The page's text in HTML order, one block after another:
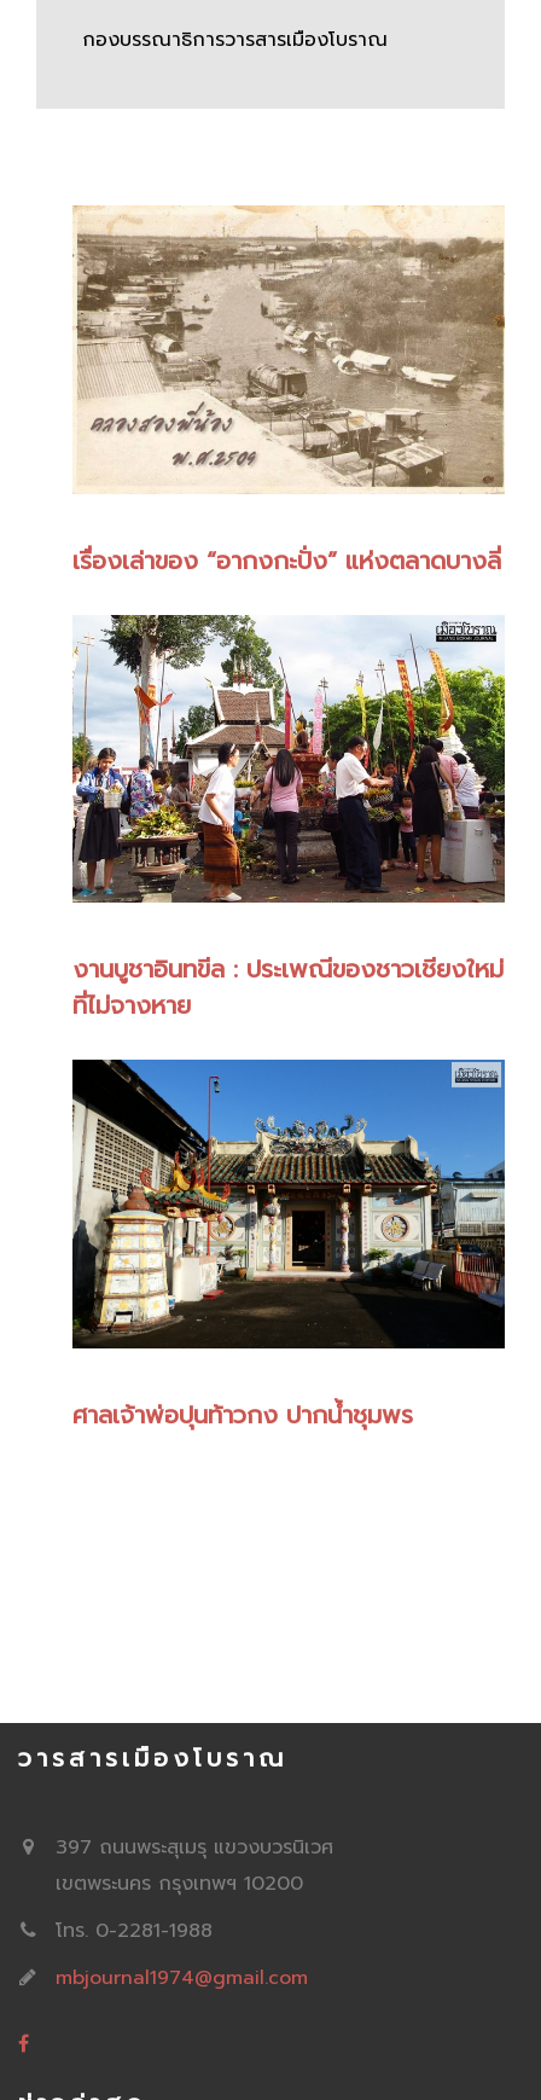
กองบรรณาธิการวารสารเมืองโบราณ
เรื่องเล่าของ “อากงกะปั่ง” แห่งตลาดบางลี่
งานบูชาอินทขีล : ประเพณีของชาวเชียงใหม่
ที่ไม่จางหาย
ศาลเจ้าพ่อปุนท้าวกง ปากน้ำชุมพร
วารสารเมืองโบราณ
397 ถนนพระสุเมรุ แขวงบวรนิเวศ
เขตพระนคร กรุงเทพฯ 10200
โทร. 0-2281-1988
mbjournal1974@gmail.com